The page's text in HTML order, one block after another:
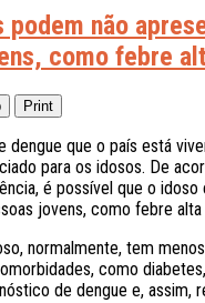
podem não
como febre
Print
dengue que o país está
para os idosos. De
é possível que o
jovens, como febre alta
normalmente, tem
como
de dengue e, assim,